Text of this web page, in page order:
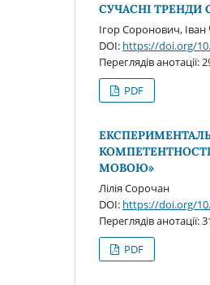
СУЧАСНІ ТРЕНДИ
Ігор Соронович,
DOI: https://doi.org/
Переглядів
PDF
МОВОЮ»
Лілія Сорочан
DOI: https://doi.org/
Переглядів
PDF